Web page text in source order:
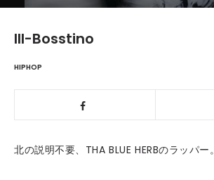
Ill-Bosstino
HIPHOP
北の説明不要、THA BLUE HERBのラッパー。